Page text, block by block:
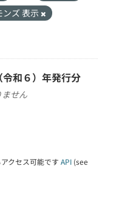
ズ 表示
和６）年発行分
せん
クセス可能です API (see